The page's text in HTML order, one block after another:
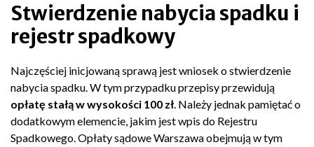
Stwierdzenie nabycia spadku i
rejestr spadkowy
Najczęściej inicjowaną sprawą jest wniosek o stwierdzenie
nabycia spadku. W tym przypadku przepisy przewidują
opłatę stałą w wysokości 100 zł. Należy jednak pamiętać o
dodatkowym elemencie, jakim jest wpis do Rejestru
Spadkowego. Opłaty sądowe Warszawa obejmują w tym